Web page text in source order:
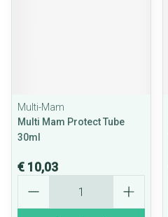
Multi-Mam
Multi Mam Protect Tube
30ml
€ 10,03